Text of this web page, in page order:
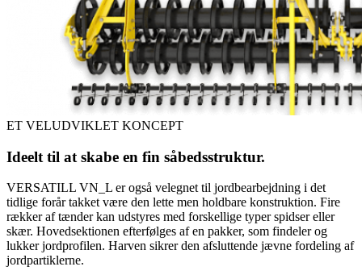
ET VELUDVIKLET KONCEPT
Ideelt til at skabe en fin såbedsstruktur.
VERSATILL VN_L er også velegnet til jordbearbejdning i det
tidlige forår takket være den lette men holdbare konstruktion. Fire
rækker af tænder kan udstyres med forskellige typer spidser eller
skær. Hovedsektionen efterfølges af en pakker, som findeler og
lukker jordprofilen. Harven sikrer den afsluttende jævne fordeling af
jordpartiklerne.